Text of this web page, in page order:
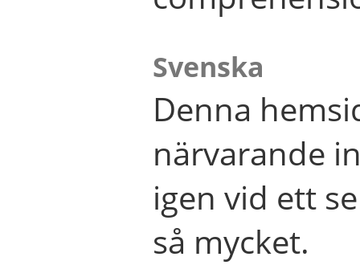
Svenska
Denna
närvarande
igen vid ett
så mycket.